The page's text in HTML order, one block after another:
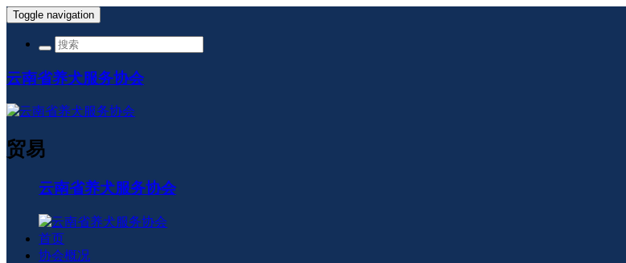
Toggle navigation
云南省养犬服务协会
贸易
云南省养犬服务协会
首页
协会概况